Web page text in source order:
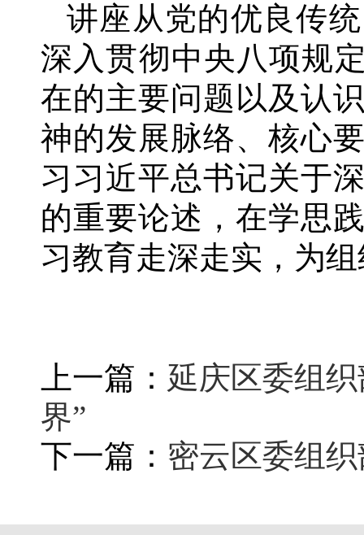
讲座从党的优良传
深入贯彻中央八项规
在的主要问题以及认
神的发展脉络、核心
习习近平总书记关于
的重要论述，在学思
习教育走深走实，为
上一篇： 延庆区委组
界”
下一篇： 密云区委组